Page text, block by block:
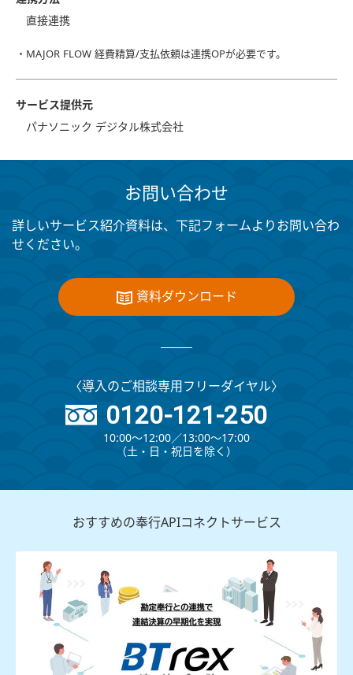
直接連携
・MAJOR FLOW 経費精算/支払依頼は連携OPが必要です。
サービス提供元
パナソニック デジタル株式会社
お問い合わせ
詳しいサービス紹介資料は、下記フォームよりお問い合わ
せください。
資料ダウンロード
〈導入のご相談専用フリーダイヤル〉
0120-121-250
10:00～12:00∕13:00～17:00
（⼟・⽇・祝⽇を除く）
おすすめの奉行APIコネクトサービス